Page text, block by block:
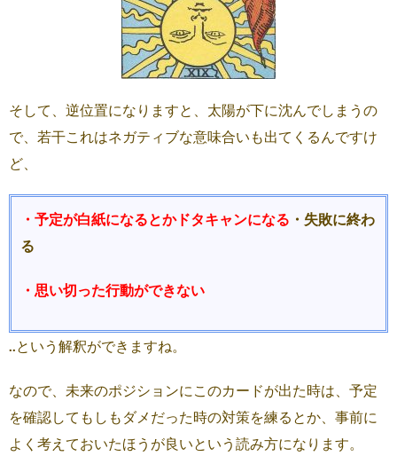
そして、逆位置になりますと、太陽が下に沈んでしまうの
で、若干これはネガティブな意味合いも出てくるんですけ
ど、
・予定が白紙になるとかドタキャンになる ・失敗に終わ
る
・思い切った行動ができない
..という解釈ができますね。
なので、未来のポジションにこのカードが出た時は、予定
を確認してもしもダメだった時の対策を練るとか、事前に
よく考えておいたほうが良いという読み方になります。